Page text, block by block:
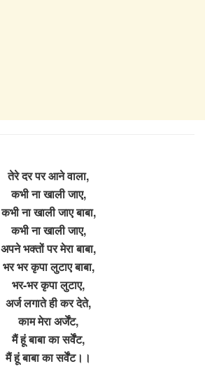
तेरे दर पर आने वाला,
कभी ना खाली जाए,
कभी ना खाली जाए बाबा,
कभी ना खाली जाए,
अपने भक्तों पर मेरा बाबा,
भर भर कृपा लुटाए बाबा,
भर-भर कृपा लुटाए,
अर्ज लगाते ही कर देते,
काम मेरा अर्जेंट,
मैं हूं बाबा का सर्वेंट,
मैं हूं बाबा का सर्वेंट।।